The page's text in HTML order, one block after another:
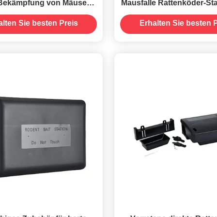
von Mäusen
ohne Stromquelle
Sie besten Preis
Mausfalle Rattenköder-
zur Bekämpfung von
Erhalten Sie besten